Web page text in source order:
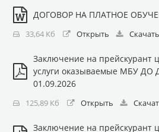
ДОГОВОР НА ПЛАТНОЕ
33,64 Кб Открыть Скачать
Заключение на прейскурант
услуги оказываемые МБУ
01.09.2026
125,89 Кб Открыть
Заключение на прейскурант